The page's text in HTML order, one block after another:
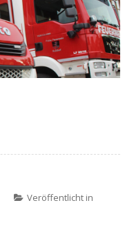
Veröffentlicht in